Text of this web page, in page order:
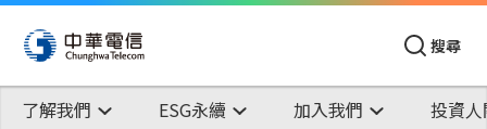
搜尋
了解我們 ESG永續 加入我們 投資